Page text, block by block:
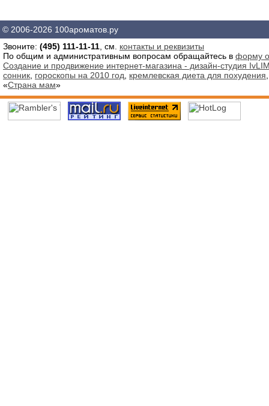
© 2006-2026 100ароматов.ру
Звоните: (495) 111-11-11 , см. контакты и реквизиты
По общим и административным вопросам обращайтесь в форму
Создание и продвижение интернет-магазина - дизайн-студия
сонник гороскопы на 2010 год кремлевская диета для похудения
«Страна мам»